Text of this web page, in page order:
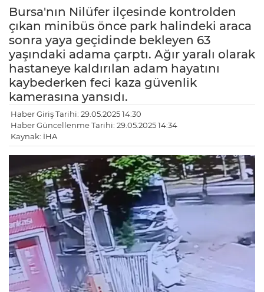
Bursa'nın Nilüfer ilçesinde kontrolden
çıkan minibüs önce park halindeki araca
sonra yaya geçidinde bekleyen 63
yaşındaki adama çarptı. Ağır yaralı olarak
hastaneye kaldırılan adam hayatını
kaybederken feci kaza güvenlik
kamerasına yansıdı.
Haber Giriş Tarihi: 29.05.2025 14:30
Haber Güncellenme Tarihi: 29.05.2025 14:34
Kaynak: İHA